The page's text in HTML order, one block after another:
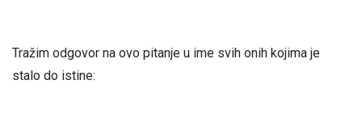
Tražim odgovor na ovo pitanje u ime svih onih kojima je
stalo do istine: